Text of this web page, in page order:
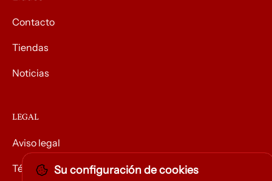
Contacto
Tiendas
Noticias
LEGAL
Aviso legal
Términos y condiciones
Su configuración de cookies